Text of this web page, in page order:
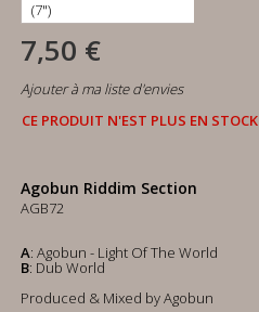
7,50 €
Ajouter à ma liste d'envies
CE PRODUIT N'EST PLUS EN STOCK
Agobun Riddim Section
AGB72
A: Agobun - Light Of The World
B: Dub World
Produced & Mixed by Agobun